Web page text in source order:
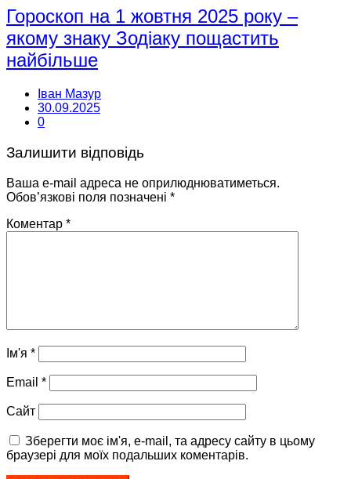
Гороскоп на 1 жовтня 2025 року –
якому знаку Зодіаку пощастить
найбільше
Іван Мазур
30.09.2025
0
Залишити відповідь
Ваша e-mail адреса не оприлюднюватиметься.
Обов’язкові поля позначені *
Коментар *
Ім'я *
Email *
Сайт
Зберегти моє ім'я, e-mail, та адресу сайту в цьому
браузері для моїх подальших коментарів.